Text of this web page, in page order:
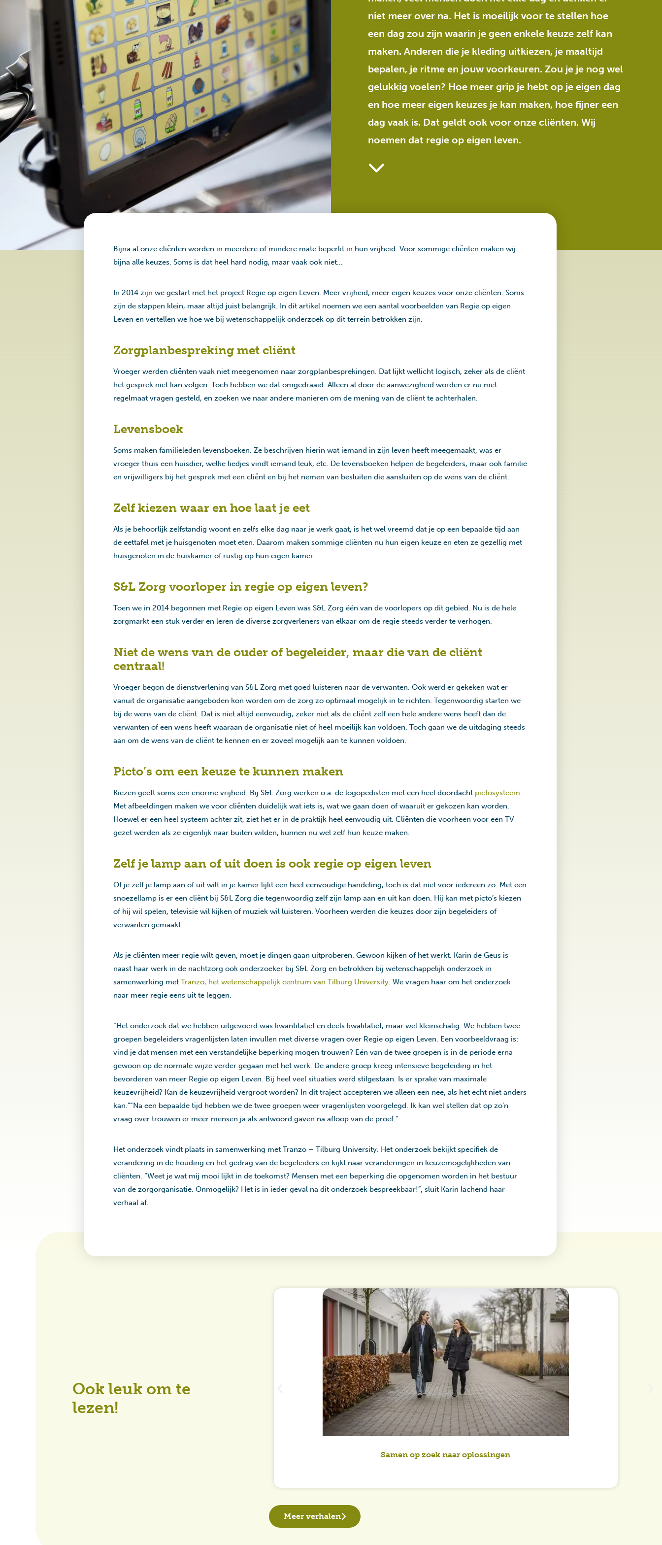
niet meer over na. Het is moeilijk voor te stellen hoe
een dag zou zijn waarin je geen enkele keuze zelf kan
maken. Anderen die je kleding uitkiezen, je maaltijd
bepalen, je ritme en jouw voorkeuren. Zou je je nog wel
gelukkig voelen? Hoe meer grip je hebt op je eigen dag
en hoe meer eigen keuzes je kan maken, hoe fijner een
dag vaak is. Dat geldt ook voor onze cliënten. Wij
noemen dat regie op eigen leven.
Bijna al onze cliënten worden in meerdere of mindere mate beperkt in hun vrijheid. Voor sommige cliënten maken wij
bijna alle keuzes. Soms is dat heel hard nodig, maar vaak ook niet…
In 2014 zijn we gestart met het project Regie op eigen Leven. Meer vrijheid, meer eigen keuzes voor onze cliënten. Soms
zijn de stappen klein, maar altijd juist belangrijk. In dit artikel noemen we een aantal voorbeelden van Regie op eigen
Leven en vertellen we hoe we bij wetenschappelijk onderzoek op dit terrein betrokken zijn.
Zorgplanbespreking met cliënt
Vroeger werden cliënten vaak niet meegenomen naar zorgplanbesprekingen. Dat lijkt wellicht logisch, zeker als de cliënt
het gesprek niet kan volgen. Toch hebben we dat omgedraaid. Alleen al door de aanwezigheid worden er nu met
regelmaat vragen gesteld, en zoeken we naar andere manieren om de mening van de cliënt te achterhalen.
Levensboek
Soms maken familieleden levensboeken. Ze beschrijven hierin wat iemand in zijn leven heeft meegemaakt, was er
vroeger thuis een huisdier, welke liedjes vindt iemand leuk, etc. De levensboeken helpen de begeleiders, maar ook familie
en vrijwilligers bij het gesprek met een cliënt en bij het nemen van besluiten die aansluiten op de wens van de cliënt.
Zelf kiezen waar en hoe laat je eet
Als je behoorlijk zelfstandig woont en zelfs elke dag naar je werk gaat, is het wel vreemd dat je op een bepaalde tijd aan
de eettafel met je huisgenoten moet eten. Daarom maken sommige cliënten nu hun eigen keuze en eten ze gezellig met
huisgenoten in de huiskamer of rustig op hun eigen kamer.
S&L Zorg voorloper in regie op eigen leven?
Toen we in 2014 begonnen met Regie op eigen Leven was S&L Zorg één van de voorlopers op dit gebied. Nu is de hele
zorgmarkt een stuk verder en leren de diverse zorgverleners van elkaar om de regie steeds verder te verhogen.
Niet de wens van de ouder of begeleider, maar die van de cliënt
centraal!
Vroeger begon de dienstverlening van S&L Zorg met goed luisteren naar de verwanten. Ook werd er gekeken wat er
vanuit de organisatie aangeboden kon worden om de zorg zo optimaal mogelijk in te richten. Tegenwoordig starten we
bij de wens van de cliënt. Dat is niet altijd eenvoudig, zeker niet als de cliënt zelf een hele andere wens heeft dan de
verwanten of een wens heeft waaraan de organisatie niet of heel moeilijk kan voldoen. Toch gaan we de uitdaging steeds
aan om de wens van de cliënt te kennen en er zoveel mogelijk aan te kunnen voldoen.
Picto’s om een keuze te kunnen maken
Kiezen geeft soms een enorme vrijheid. Bij S&L Zorg werken o.a. de logopedisten met een heel doordacht pictosysteem.
Met afbeeldingen maken we voor cliënten duidelijk wat iets is, wat we gaan doen of waaruit er gekozen kan worden.
Hoewel er een heel systeem achter zit, ziet het er in de praktijk heel eenvoudig uit. Cliënten die voorheen voor een TV
gezet werden als ze eigenlijk naar buiten wilden, kunnen nu wel zelf hun keuze maken.
Zelf je lamp aan of uit doen is ook regie op eigen leven
Of je zelf je lamp aan of uit wilt in je kamer lijkt een heel eenvoudige handeling, toch is dat niet voor iedereen zo. Met een
snoezellamp is er een cliënt bij S&L Zorg die tegenwoordig zelf zijn lamp aan en uit kan doen. Hij kan met picto’s kiezen
of hij wil spelen, televisie wil kijken of muziek wil luisteren. Voorheen werden die keuzes door zijn begeleiders of
verwanten gemaakt.
Als je cliënten meer regie wilt geven, moet je dingen gaan uitproberen. Gewoon kijken of het werkt. Karin de Geus is
naast haar werk in de nachtzorg ook onderzoeker bij S&L Zorg en betrokken bij wetenschappelijk onderzoek in
samenwerking met Tranzo, het wetenschappelijk centrum van Tilburg University. We vragen haar om het onderzoek
naar meer regie eens uit te leggen.
“Het onderzoek dat we hebben uitgevoerd was kwantitatief en deels kwalitatief, maar wel kleinschalig. We hebben twee
groepen begeleiders vragenlijsten laten invullen met diverse vragen over Regie op eigen Leven. Een voorbeeldvraag is:
vind je dat mensen met een verstandelijke beperking mogen trouwen? Eén van de twee groepen is in de periode erna
gewoon op de normale wijze verder gegaan met het werk. De andere groep kreeg intensieve begeleiding in het
bevorderen van meer Regie op eigen Leven. Bij heel veel situaties werd stilgestaan. Is er sprake van maximale
keuzevrijheid? Kan de keuzevrijheid vergroot worden? In dit traject accepteren we alleen een nee, als het echt niet anders
kan.”“Na een bepaalde tijd hebben we de twee groepen weer vragenlijsten voorgelegd. Ik kan wel stellen dat op zo’n
vraag over trouwen er meer mensen ja als antwoord gaven na afloop van de proef.”
Het onderzoek vindt plaats in samenwerking met Tranzo – Tilburg University. Het onderzoek bekijkt specifiek de
verandering in de houding en het gedrag van de begeleiders en kijkt naar veranderingen in keuzemogelijkheden van
cliënten. “Weet je wat mij mooi lijkt in de toekomst? Mensen met een beperking die opgenomen worden in het bestuur
van de zorgorganisatie. Onmogelijk? Het is in ieder geval na dit onderzoek bespreekbaar!”, sluit Karin lachend haar
verhaal af.
Ook leuk om te
lezen!
Samen op zoek naar oplossingen
Meer verhalen